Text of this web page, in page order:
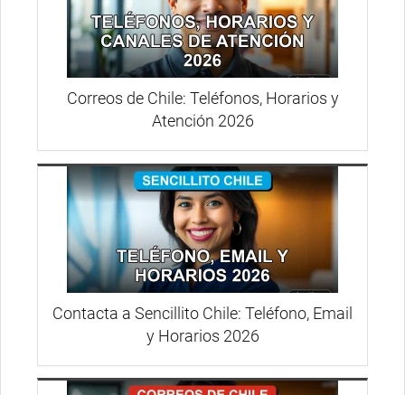
Correos de Chile: Teléfonos, Horarios y
Atención 2026
Contacta a Sencillito Chile: Teléfono, Email
y Horarios 2026